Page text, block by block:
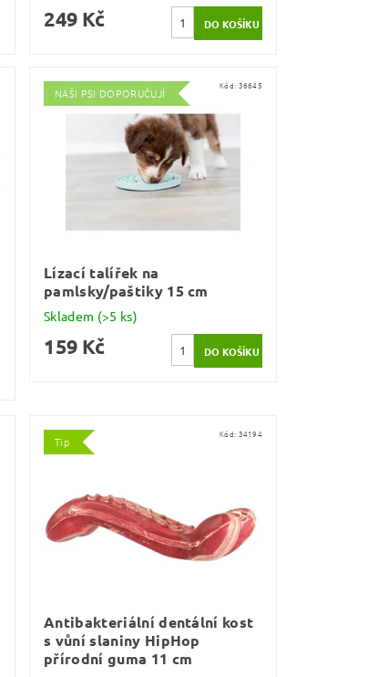
249 Kč
NAŠI PSI DOPORUČUJÍ
Kód: 36645
Lízací talířek na
pamlsky/paštiky 15 cm
Skladem (>5 ks)
159 Kč
Tip
Kód: 34194
Antibakteriální dentální kost
s vůní slaniny HipHop
přírodní guma 11 cm